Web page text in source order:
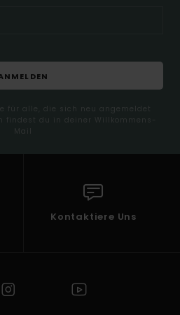
für alle, die sich neu angemeldet
findest du in deiner Willkommens-
Mail
Kontaktiere Uns